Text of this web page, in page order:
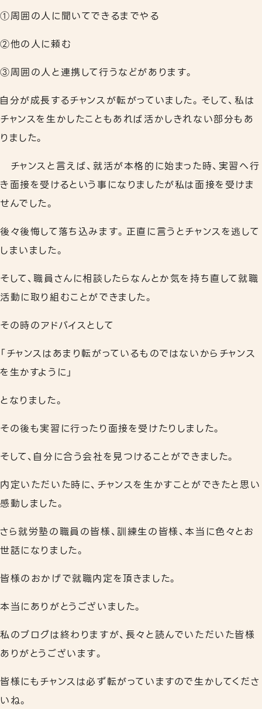
①周囲の人に聞いてできるまでやる
②他の人に頼む
③周囲の人と連携して行うなどがあります。
自分が成長するチャンスが転がっていました。そして、私は
チャンスを生かしたこともあれば活かしきれない部分もあ
りました。
チャンスと言えば、就活が本格的に始まった時、実習へ行
き面接を受けるという事になりましたが私は面接を受けま
せんでした。
後々後悔して落ち込みます。正直に言うとチャンスを逃して
しまいました。
そして、職員さんに相談したらなんとか気を持ち直して就職
活動に取り組むことができました。
その時のアドバイスとして
「チャンスはあまり転がっているものではないからチャンス
を生かすように」
となりました。
その後も実習に行ったり面接を受けたりしました。
そして、自分に合う会社を見つけることができました。
内定いただいた時に、チャンスを生かすことができたと思い
感動しました。
さら就労塾の職員の皆様、訓練生の皆様、本当に色々とお
世話になりました。
皆様のおかげで就職内定を頂きました。
本当にありがとうございました。
私のブログは終わりますが、長々と読んでいただいた皆様
ありがとうございます。
皆様にもチャンスは必ず転がっていますので生かしてくださ
いね。